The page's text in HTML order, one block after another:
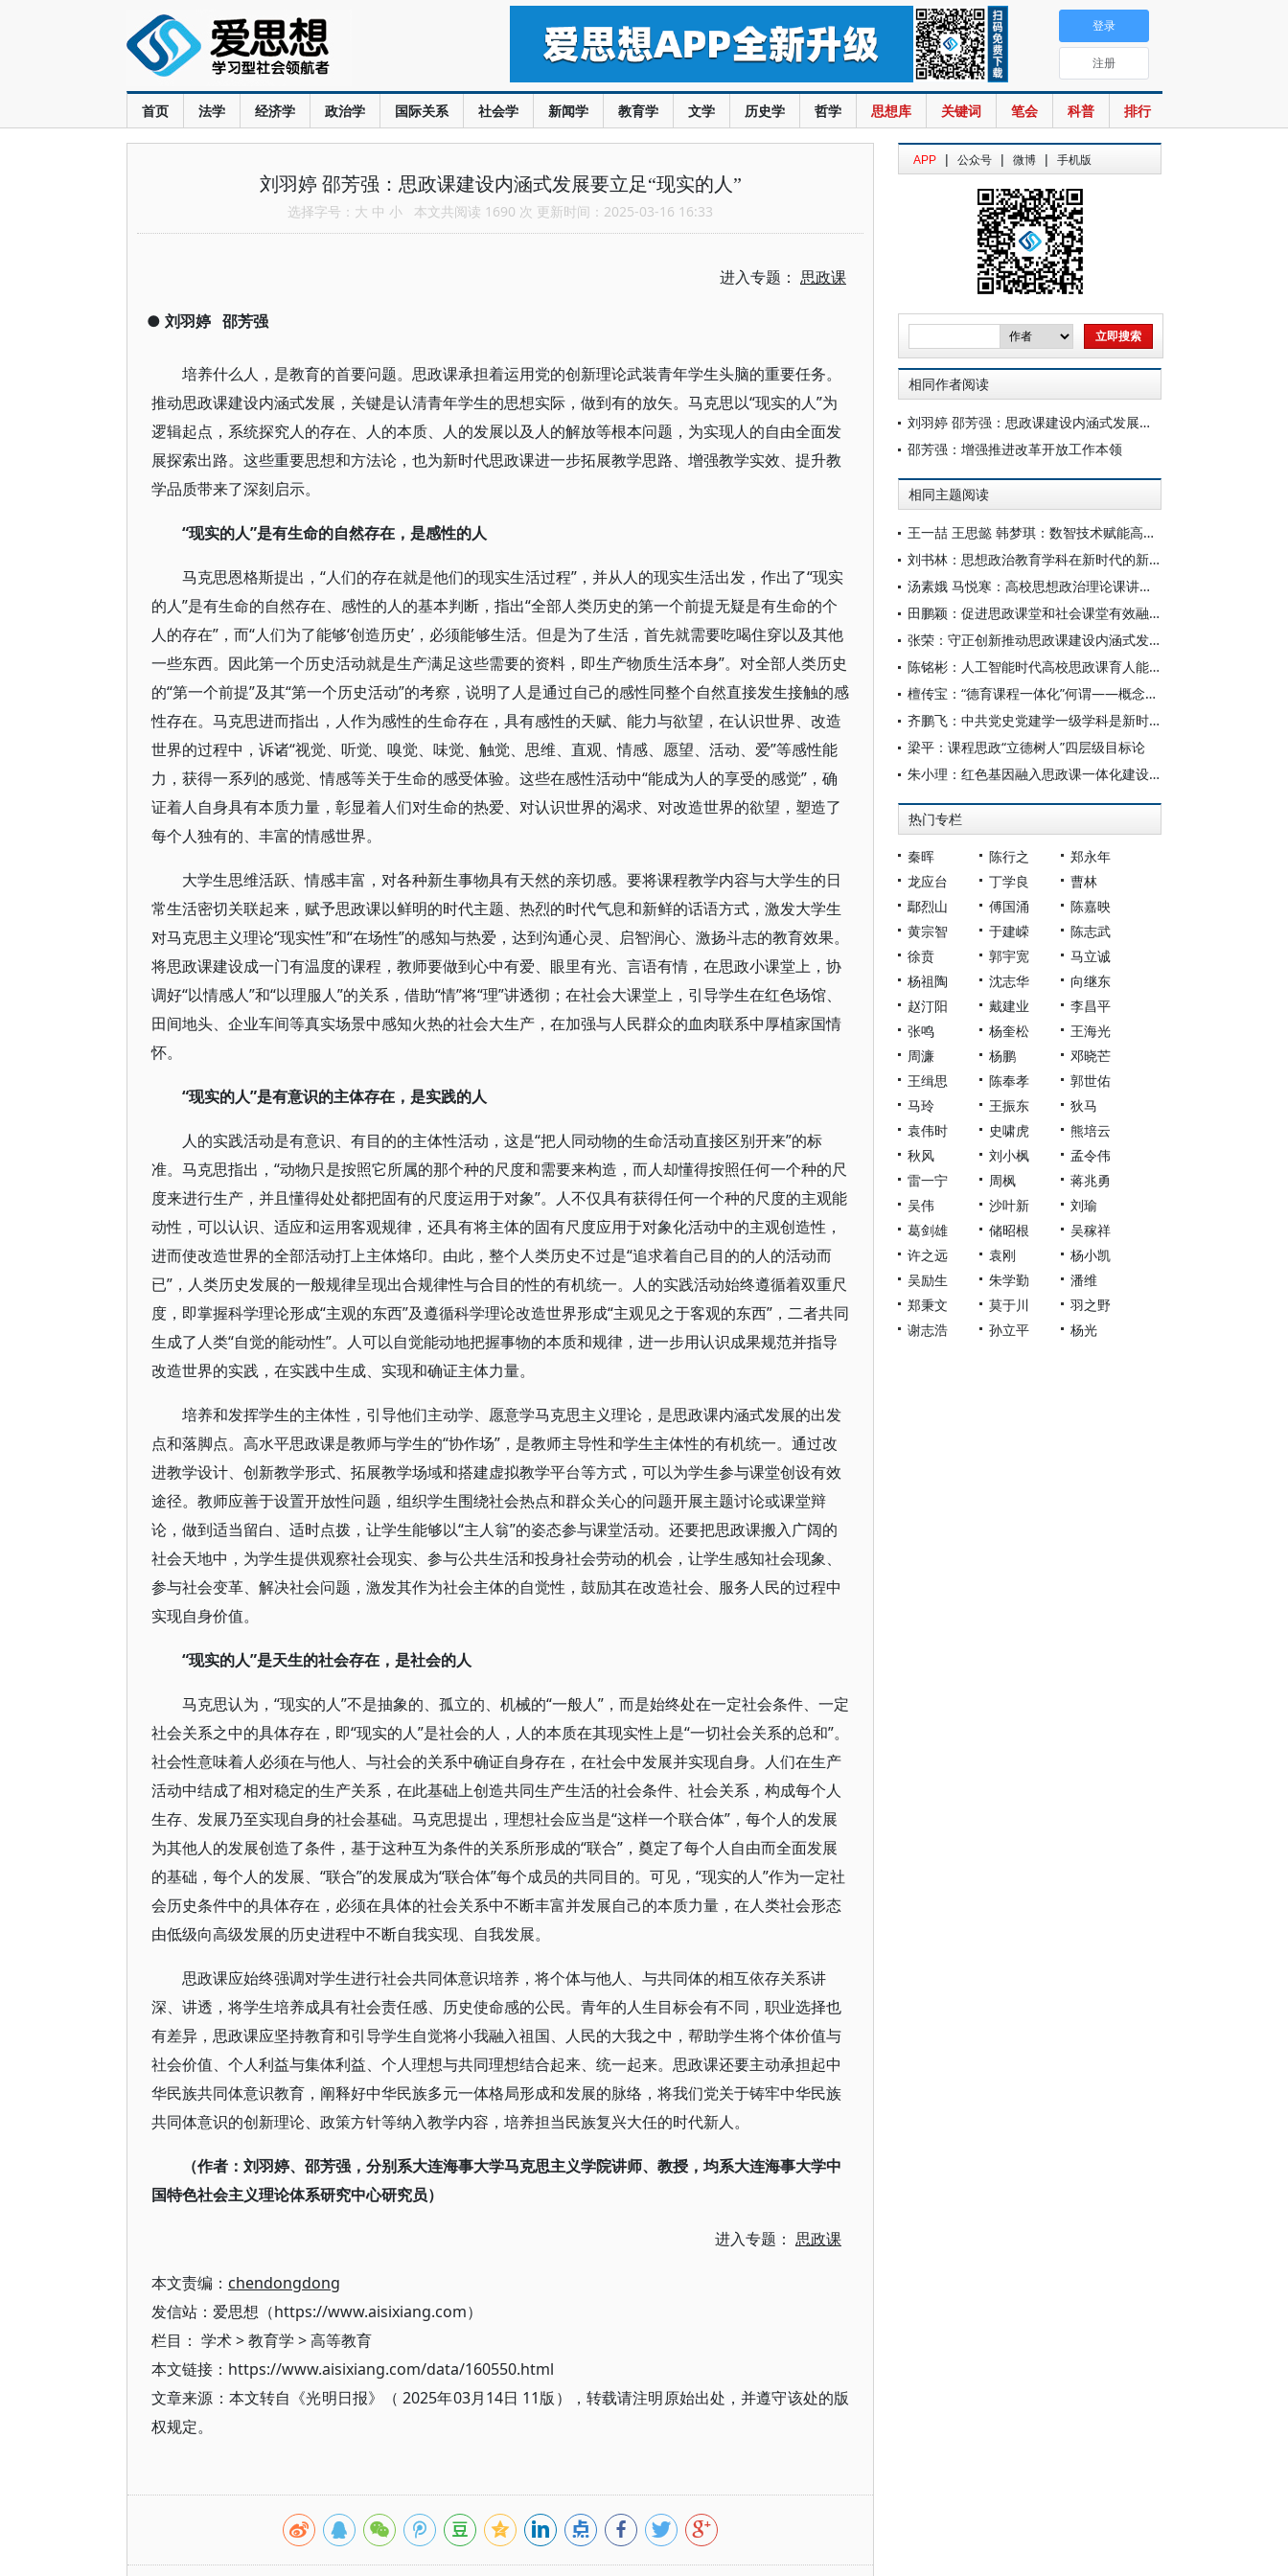
首页 法学 经济学 政治学 国际关系 社会学 新闻学 教育学 文学 历史学 哲学 思想库 关键词 笔会 科普 排行
登录
注册
刘羽婷 邵芳强：思政课建设内涵式发展要立足“现实的人”
选择字号： 大 中 小 本文共阅读 1690 次 更新时间：2025-03-16 16:33
进入专题： 思政课
● 刘羽婷 邵芳强
培养什么人，是教育的首要问题。思政课承担着运用党的创新理论武装青年学生头脑的重要任务。
推动思政课建设内涵式发展，关键是认清青年学生的思想实际，做到有的放矢。马克思以“现实的人”为
逻辑起点，系统探究人的存在、人的本质、人的发展以及人的解放等根本问题，为实现人的自由全面发
展探索出路。这些重要思想和方法论，也为新时代思政课进一步拓展教学思路、增强教学实效、提升教
学品质带来了深刻启示。
“现实的人”是有生命的自然存在，是感性的人
马克思恩格斯提出，“人们的存在就是他们的现实生活过程”，并从人的现实生活出发，作出了“现实
的人”是有生命的自然存在、感性的人的基本判断，指出“全部人类历史的第一个前提无疑是有生命的个
人的存在”，而“人们为了能够‘创造历史’，必须能够生活。但是为了生活，首先就需要吃喝住穿以及其他
一些东西。因此第一个历史活动就是生产满足这些需要的资料，即生产物质生活本身”。对全部人类历史
的“第一个前提”及其“第一个历史活动”的考察，说明了人是通过自己的感性同整个自然直接发生接触的感
性存在。马克思进而指出，人作为感性的生命存在，具有感性的天赋、能力与欲望，在认识世界、改造
世界的过程中，诉诸“视觉、听觉、嗅觉、味觉、触觉、思维、直观、情感、愿望、活动、爱”等感性能
力，获得一系列的感觉、情感等关于生命的感受体验。这些在感性活动中“能成为人的享受的感觉”，确
证着人自身具有本质力量，彰显着人们对生命的热爱、对认识世界的渴求、对改造世界的欲望，塑造了
每个人独有的、丰富的情感世界。
大学生思维活跃、情感丰富，对各种新生事物具有天然的亲切感。要将课程教学内容与大学生的日
常生活密切关联起来，赋予思政课以鲜明的时代主题、热烈的时代气息和新鲜的话语方式，激发大学生
对马克思主义理论“现实性”和“在场性”的感知与热爱，达到沟通心灵、启智润心、激扬斗志的教育效果。
将思政课建设成一门有温度的课程，教师要做到心中有爱、眼里有光、言语有情，在思政小课堂上，协
调好“以情感人”和“以理服人”的关系，借助“情”将“理”讲透彻；在社会大课堂上，引导学生在红色场馆、
田间地头、企业车间等真实场景中感知火热的社会大生产，在加强与人民群众的血肉联系中厚植家国情
怀。
“现实的人”是有意识的主体存在，是实践的人
人的实践活动是有意识、有目的的主体性活动，这是“把人同动物的生命活动直接区别开来”的标
准。马克思指出，“动物只是按照它所属的那个种的尺度和需要来构造，而人却懂得按照任何一个种的尺
度来进行生产，并且懂得处处都把固有的尺度运用于对象”。人不仅具有获得任何一个种的尺度的主观能
动性，可以认识、适应和运用客观规律，还具有将主体的固有尺度应用于对象化活动中的主观创造性，
进而使改造世界的全部活动打上主体烙印。由此，整个人类历史不过是“追求着自己目的的人的活动而
已”，人类历史发展的一般规律呈现出合规律性与合目的性的有机统一。人的实践活动始终遵循着双重尺
度，即掌握科学理论形成“主观的东西”及遵循科学理论改造世界形成“主观见之于客观的东西”，二者共同
生成了人类“自觉的能动性”。人可以自觉能动地把握事物的本质和规律，进一步用认识成果规范并指导
改造世界的实践，在实践中生成、实现和确证主体力量。
培养和发挥学生的主体性，引导他们主动学、愿意学马克思主义理论，是思政课内涵式发展的出发
点和落脚点。高水平思政课是教师与学生的“协作场”，是教师主导性和学生主体性的有机统一。通过改
进教学设计、创新教学形式、拓展教学场域和搭建虚拟教学平台等方式，可以为学生参与课堂创设有效
途径。教师应善于设置开放性问题，组织学生围绕社会热点和群众关心的问题开展主题讨论或课堂辩
论，做到适当留白、适时点拨，让学生能够以“主人翁”的姿态参与课堂活动。还要把思政课搬入广阔的
社会天地中，为学生提供观察社会现实、参与公共生活和投身社会劳动的机会，让学生感知社会现象、
参与社会变革、解决社会问题，激发其作为社会主体的自觉性，鼓励其在改造社会、服务人民的过程中
实现自身价值。
“现实的人”是天生的社会存在，是社会的人
马克思认为，“现实的人”不是抽象的、孤立的、机械的“一般人”，而是始终处在一定社会条件、一定
社会关系之中的具体存在，即“现实的人”是社会的人，人的本质在其现实性上是“一切社会关系的总和”。
社会性意味着人必须在与他人、与社会的关系中确证自身存在，在社会中发展并实现自身。人们在生产
活动中结成了相对稳定的生产关系，在此基础上创造共同生产生活的社会条件、社会关系，构成每个人
生存、发展乃至实现自身的社会基础。马克思提出，理想社会应当是“这样一个联合体”，每个人的发展
为其他人的发展创造了条件，基于这种互为条件的关系所形成的“联合”，奠定了每个人自由而全面发展
的基础，每个人的发展、“联合”的发展成为“联合体”每个成员的共同目的。可见，“现实的人”作为一定社
会历史条件中的具体存在，必须在具体的社会关系中不断丰富并发展自己的本质力量，在人类社会形态
由低级向高级发展的历史进程中不断自我实现、自我发展。
思政课应始终强调对学生进行社会共同体意识培养，将个体与他人、与共同体的相互依存关系讲
深、讲透，将学生培养成具有社会责任感、历史使命感的公民。青年的人生目标会有不同，职业选择也
有差异，思政课应坚持教育和引导学生自觉将小我融入祖国、人民的大我之中，帮助学生将个体价值与
社会价值、个人利益与集体利益、个人理想与共同理想结合起来、统一起来。思政课还要主动承担起中
华民族共同体意识教育，阐释好中华民族多元一体格局形成和发展的脉络，将我们党关于铸牢中华民族
共同体意识的创新理论、政策方针等纳入教学内容，培养担当民族复兴大任的时代新人。
（作者：刘羽婷、邵芳强，分别系大连海事大学马克思主义学院讲师、教授，均系大连海事大学中
国特色社会主义理论体系研究中心研究员）
进入专题： 思政课
本文责编： chendongdong
发信站：爱思想（https://www.aisixiang.com）
栏目： 学术>教育学 >高等教育
本文链接：https://www.aisixiang.com/data/160550.html
文章来源：本文转自《光明日报》（ 2025年03月14日 11版），转载请注明原始出处，并遵守该处的版
权规定。
APP | 公众号 | 微博 | 手机版
相同作者阅读
刘羽婷 邵芳强：思政课建设内涵式发展要立足“现实的人”
邵芳强：增强推进改革开放工作本领
相同主题阅读
王一喆 王思懿 韩梦琪：数智技术赋能高校思政课案例教学的应用图景与路径创新
刘书林：思想政治教育学科在新时代的新发展和创新趋势
汤素娥 马悦寒：高校思想政治理论课讲好新时代伟大变革成功案例的议题设置与教学理路
田鹏颖：促进思政课堂和社会课堂有效融合
张荣：守正创新推动思政课建设内涵式发展的实践路径
陈铭彬：人工智能时代高校思政课育人能力提升的逻辑与路径
檀传宝：“德育课程一体化”何谓——概念存在的必要与可能
齐鹏飞：中共党史党建学一级学科是新时代思政课建设的重要学科支撑
梁平：课程思政“立德树人”四层级目标论
朱小理：红色基因融入思政课一体化建设的价值意蕴
热门专栏
秦晖 陈行之
郑永年
龙应台
丁学良
曹林
鄢烈山
傅国涌
陈嘉映
黄宗智
于建嵘
陈志武
徐贲
郭宇宽
马立诚
杨祖陶
沈志华
向继东
赵汀阳
戴建业
李昌平
张鸣
杨奎松
王海光
周濂
杨鹏
邓晓芒
王缉思
陈奉孝
郭世佑
马玲
王振东
狄马
袁伟时
史啸虎
熊培云
秋风
刘小枫
孟令伟
雷一宁
周枫
蒋兆勇
吴伟
沙叶新
刘瑜
葛剑雄
储昭根
吴稼祥
许之远
袁刚
杨小凯
吴励生
朱学勤
潘维
郑秉文
莫于川
羽之野
谢志浩
孙立平 杨光